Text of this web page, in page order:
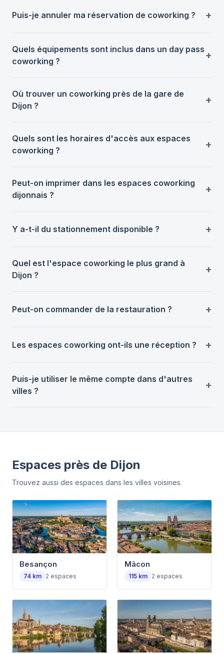
Puis-je annuler ma réservation de coworking ?
Quels équipements sont inclus dans un day pass
coworking ?
Où trouver un coworking près de la gare de
Dijon ?
Quels sont les horaires d'accès aux espaces
coworking ?
Peut-on imprimer dans les espaces coworking
dijonnais ?
Y a-t-il du stationnement disponible ?
Quel est l'espace coworking le plus grand à
Dijon ?
Peut-on commander de la restauration ?
Les espaces coworking ont-ils une réception ?
Puis-je utiliser le même compte dans d'autres
villes ?
Espaces près de Dijon
Trouvez aussi des espaces dans les villes voisines.
Besançon
74 km 2 espaces
Mâcon
115 km 2 espaces